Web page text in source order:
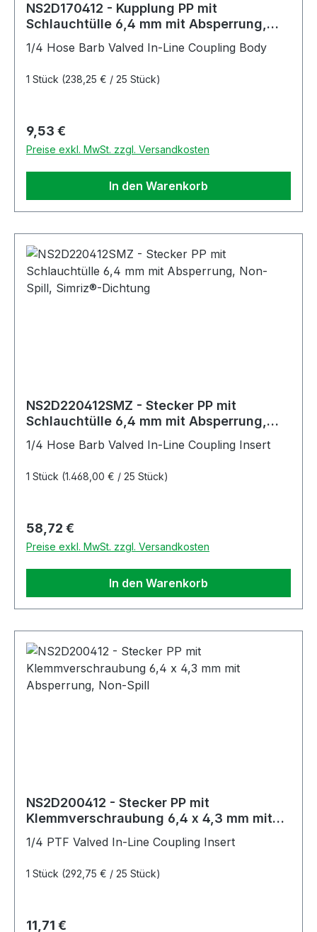
NS2D170412 - Kupplung PP mit
Schlauchtülle 6,4 mm mit Absperrung,
1/4 Hose Barb Valved In-Line Coupling Body
1 Stück (238,25 € / 25 Stück)
Regulärer Preis:
9,53 €
Preise exkl. MwSt. zzgl. Versandkosten
In den Warenkorb
NS2D220412SMZ - Stecker PP mit
Schlauchtülle 6,4 mm mit Absperrung,
1/4 Hose Barb Valved In-Line Coupling Insert
1 Stück (1.468,00 € / 25 Stück)
Regulärer Preis:
58,72 €
Preise exkl. MwSt. zzgl. Versandkosten
In den Warenkorb
NS2D200412 - Stecker PP mit
Klemmverschraubung 6,4 x 4,3 mm mit
1/4 PTF Valved In-Line Coupling Insert
1 Stück (292,75 € / 25 Stück)
Regulärer Preis:
11,71 €